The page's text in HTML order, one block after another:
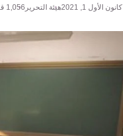
كانون الأول 1, 2021 هيئة التحرير 1,056